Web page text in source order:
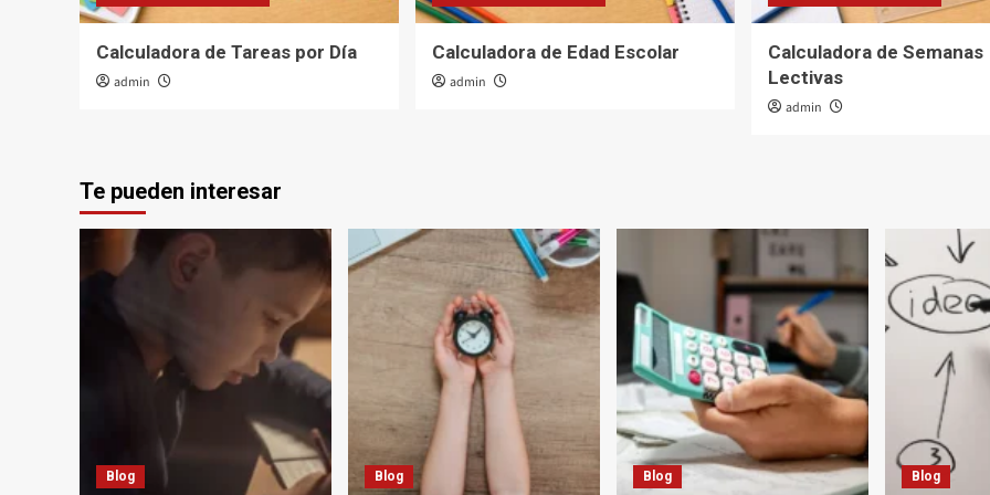
Calculadora de Tareas por Día
admin
Calculadora de Edad Escolar
admin
Calculadora de Semanas
Lectivas
admin
Te pueden interesar
Blog Blog Blog Blog